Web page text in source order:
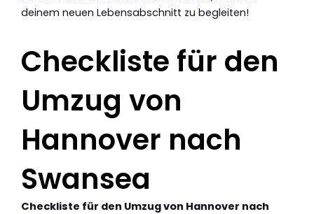
deinem neuen Lebensabschnitt zu begleiten!
Checkliste für den
Umzug von
Hannover nach
Swansea
Checkliste für den Umzug von Hannover nach